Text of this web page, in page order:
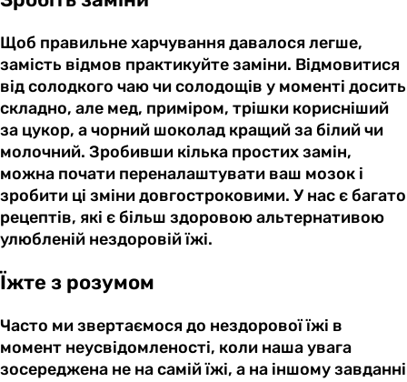
Щоб правильне харчування давалося легше,
замість відмов практикуйте заміни. Відмовитися
від солодкого чаю чи солодощів у моменті досить
складно, але мед, приміром, трішки корисніший
за цукор, а чорний шоколад кращий за білий чи
молочний. Зробивши кілька простих замін,
можна почати переналаштувати ваш мозок і
зробити ці зміни довгостроковими. У нас є багато
рецептів, які є більш здоровою альтернативою
улюбленій нездоровій їжі.
Їжте з розумом
Часто ми звертаємося до нездорової їжі в
момент неусвідомленості, коли наша увага
зосереджена не на самій їжі, а на іншому завданні